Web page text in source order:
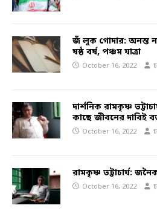
জঁ লুক গোদার: অনন্ত
ষষ্ঠ বর্ষ, পঞ্চম যাত্রা
October 16, 2022
দার্শনিক রামকৃষ্ণ
কাছে জীবনের দাবিই
October 16, 2022
রামকৃষ্ণ ভট্টাচার্য:
October 16, 2022